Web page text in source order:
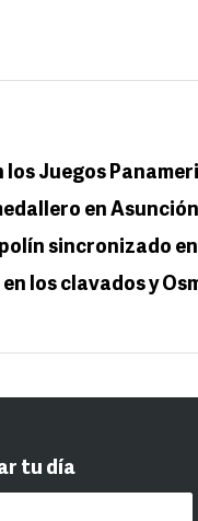
Juegos
en
sincronizado
los clavados y
tu día